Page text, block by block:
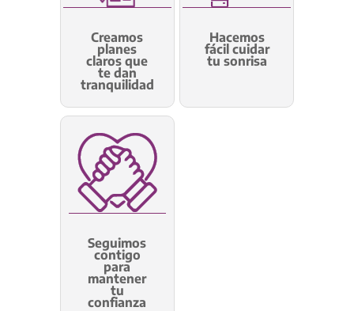
Creamos
planes
claros que
te dan
tranquilidad
Hacemos
fácil cuidar
tu sonrisa
Seguimos
contigo
para
mantener
tu
confianza